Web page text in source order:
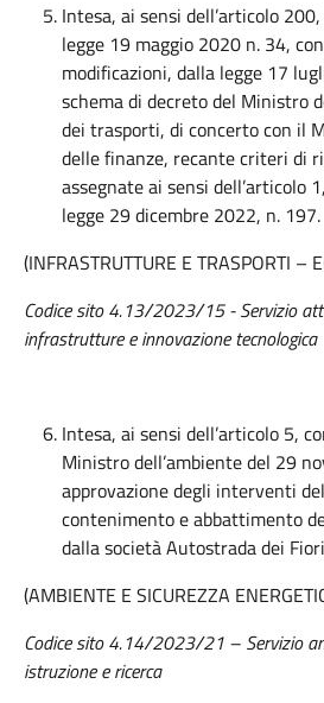
Intesa, ai sensi dell’articolo
legge 19 maggio 2020 n. 34,
modificazioni, dalla legge 17
schema di decreto del Ministro
dei trasporti, di concerto con il
delle finanze, recante criteri di
assegnate ai sensi dell’articolo
legge 29 dicembre 2022, n. 197.
(INFRASTRUTTURE E TRASPORTI –
Codice sito 4.13/2023/15 - Servizio
infrastrutture e innovazione tecnologica
Intesa, ai sensi dell’articolo 5,
Ministro dell’ambiente del 29
approvazione degli interventi
contenimento e abbattimento
dalla società Autostrada dei
(AMBIENTE E SICUREZZA
Codice sito 4.14/2023/21 – Servizio
istruzione e ricerca